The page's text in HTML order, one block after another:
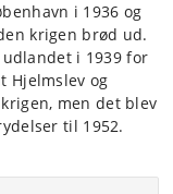
i 1936 og
krigen brød ud.
i 1939 for
Hjelmslev og
men det blev
til 1952.